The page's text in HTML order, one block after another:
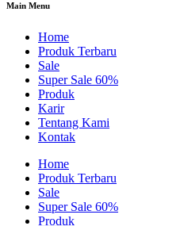
Main Menu
Home
Produk Terbaru
Sale
Super Sale 60%
Produk
Karir
Tentang Kami
Kontak
Home
Produk Terbaru
Sale
Super Sale 60%
Produk